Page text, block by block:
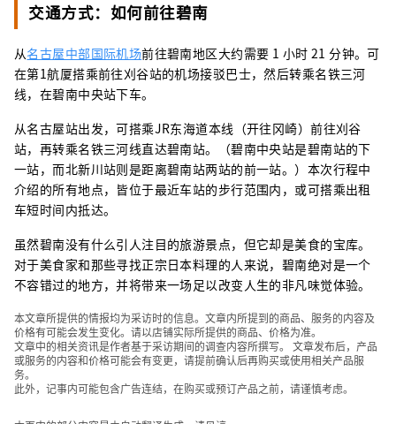
交通方式：如何前往碧南
从名古屋中部国际机场前往碧南地区大约需要 1 小时 21 分钟。可
在第1航厦搭乘前往刈谷站的机场接驳巴士，然后转乘名铁三河
线，在碧南中央站下车。
从名古屋站出发，可搭乘JR东海道本线（开往冈崎）前往刈谷
站，再转乘名铁三河线直达碧南站。（碧南中央站是碧南站的下
一站，而北新川站则是距离碧南站两站的前一站。）本次行程中
介绍的所有地点，皆位于最近车站的步行范围内，或可搭乘出租
车短时间内抵达。
虽然碧南没有什么引人注目的旅游景点，但它却是美食的宝库。
对于美食家和那些寻找正宗日本料理的人来说，碧南绝对是一个
不容错过的地方，并将带来一场足以改变人生的非凡味觉体验。
本文章所提供的情报均为采访时的信息。文章内所提到的商品、服务的内容及
价格有可能会发生变化。请以店铺实际所提供的商品、价格为准。
文章中的相关资讯是作者基于采访期间的调查内容所撰写。 文章发布后，产品
或服务的内容和价格可能会有变更，请提前确认后再购买或使用相关产品服
务。
此外，记事内可能包含广告连结，在购买或预订产品之前，请谨慎考虑。